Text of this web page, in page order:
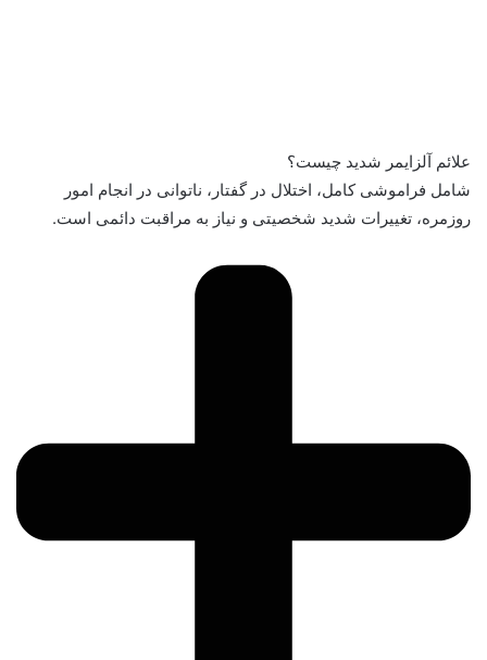
علائم آلزایمر شدید چیست؟
شامل فراموشی کامل، اختلال در گفتار، ناتوانی در انجام امور
روزمره، تغییرات شدید شخصیتی و نیاز به مراقبت دائمی است.